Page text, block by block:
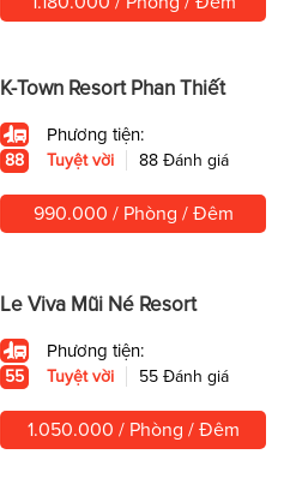
K-Town Resort Phan Thiết
Phương tiện:
88 Tuyệt vời 88 Đánh giá
990.000 / Phòng / Đêm
Le Viva Mũi Né Resort
Phương tiện:
55 Tuyệt vời 55 Đánh giá
1.050.000 / Phòng / Đêm